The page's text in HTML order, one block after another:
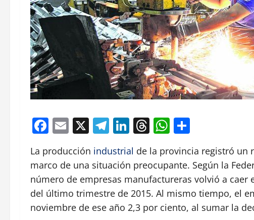
Facebook
Email
X Telegram
LinkedIn
Threads
WhatsApp
La producción industrial de la provincia registró un
marco de una situación preocupante. Según la
número de empresas manufactureras volvió a caer
del último trimestre de 2015. Al mismo tiempo, el
noviembre de ese año 2,3 por ciento, al sumar la